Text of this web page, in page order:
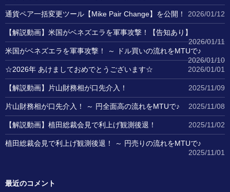
通貨ペア一括変更ツール【Mike Pair Change】を公開！ 2026/01/12
【解説動画】米国がベネズエラを軍事攻撃！【告知あり】
2026/01/11
米国がベネズエラを軍事攻撃！ ～ ドル買いの流れをMTUで♪
2026/01/10
☆2026年 あけましておめでとうございます☆
2026/01/01
【解説動画】片山財務相が口先介入！ 2025/11/09
片山財務相が口先介入！ ～ 円全面高の流れをMTUで♪ 2025/11/08
【解説動画】植田総裁会見で利上げ観測後退！ 2025/11/02
植田総裁会見で利上げ観測後退！ ～ 円売りの流れをMTUで♪
2025/11/01
最近のコメント